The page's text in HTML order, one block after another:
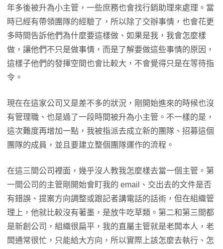
年多後被升為小主管，一些庶務也會找行銷助理來處理。當
時已經有帶領團隊的經驗了，所以除了交辦事情，也會花更
多時間告訴他們為什麼要這樣做、如果是我，我會怎麼樣
做，讓他們不只是做事情，而是了解要做這些事情的原因，
這樣子他們的發揮空間也會比較大，不會覺得只是在等待指
令。
現在在這家公司又是差不多的狀況，剛開始進來的時候也沒
有管理職、也是過了一段時間被升為小主管。不一樣的是，
這次難度再增加一點，我被指派去成立新的團隊、招募這個
團隊的成員，並且要建立整個團隊運作的流程。
在這三間公司裡面，幾乎沒人教我怎麼樣去當一個主管。第
一間公司的主管剛開始會盯我的 email、交出去的文件是否
有錯誤、提案方向調整或跟記者講電話的話術，但在組織管
理上，他就比較沒有著墨，是放牛吃草類。第二和第三間都
是新創公司，組織很扁平，我的直屬主管就是老闆本人，老
闆通常很忙，只能給大方向，所以實際上該怎麼去執行、怎